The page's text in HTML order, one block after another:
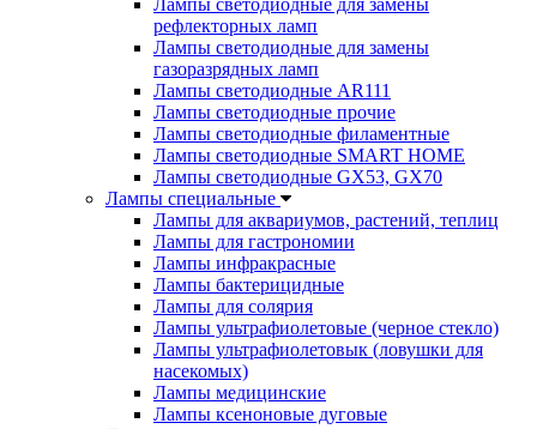
Лампы светодиодные для замены
рефлекторных ламп
Лампы светодиодные для замены
газоразрядных ламп
Лампы светодиодные AR111
Лампы светодиодные прочие
Лампы светодиодные филаментные
Лампы светодиодные SMART HOME
Лампы светодиодные GX53, GX70
Лампы специальные
Лампы для аквариумов, растений, теплиц
Лампы для гастрономии
Лампы инфракрасные
Лампы бактерицидные
Лампы для солярия
Лампы ультрафиолетовые (черное стекло)
Лампы ультрафиолетовык (ловушки для
насекомых)
Лампы медицинские
Лампы ксеноновые дуговые